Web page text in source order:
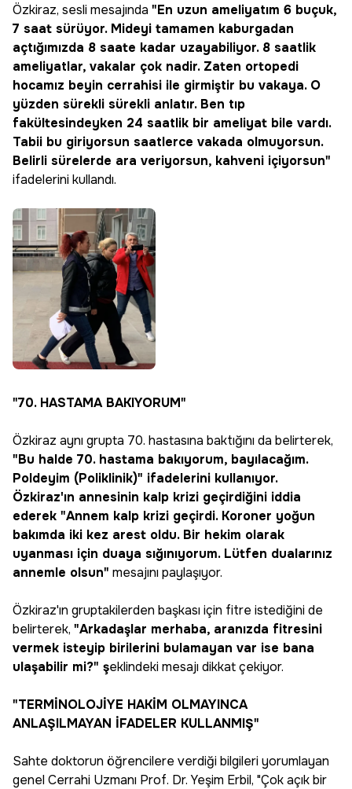
Özkiraz, sesli mesajında "En uzun ameliyatım 6 buçuk,
7 saat sürüyor. Mideyi tamamen kaburgadan
açtığımızda 8 saate kadar uzayabiliyor. 8 saatlik
ameliyatlar, vakalar çok nadir. Zaten ortopedi
hocamız beyin cerrahisi ile girmiştir bu vakaya. O
yüzden sürekli sürekli anlatır. Ben tıp
fakültesindeyken 24 saatlik bir ameliyat bile vardı.
Tabii bu giriyorsun saatlerce vakada olmuyorsun.
Belirli sürelerde ara veriyorsun, kahveni içiyorsun"
ifadelerini kullandı.
"70. HASTAMA BAKIYORUM"
Özkiraz aynı grupta 70. hastasına baktığını da belirterek,
"Bu halde 70. hastama bakıyorum, bayılacağım.
Poldeyim (Poliklinik)" ifadelerini kullanıyor.
Özkiraz'ın annesinin kalp krizi geçirdiğini iddia
ederek "Annem kalp krizi geçirdi. Koroner yoğun
bakımda iki kez arest oldu. Bir hekim olarak
uyanması için duaya sığınıyorum. Lütfen dualarınız
annemle olsun" mesajını paylaşıyor.
Özkiraz'ın gruptakilerden başkası için fitre istediğini de
belirterek, "Arkadaşlar merhaba, aranızda fitresini
vermek isteyip birilerini bulamayan var ise bana
ulaşabilir mi?" şeklindeki mesajı dikkat çekiyor.
"TERMİNOLOJİYE HAKİM OLMAYINCA
ANLAŞILMAYAN İFADELER KULLANMIŞ"
Sahte doktorun öğrencilere verdiği bilgileri yorumlayan
genel Cerrahi Uzmanı Prof. Dr. Yeşim Erbil, "Çok açık bir